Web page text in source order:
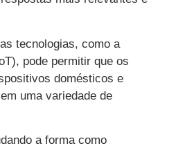
tecnologias, como a
pode permitir que os
domésticos e
uma variedade de
a forma como